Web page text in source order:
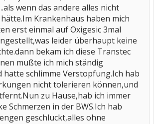
wenn das andere alles nicht
Krankenhaus haben mich
erst einmal auf Oxigesic 3mal
leider überhaupt keine
bekam ich diese Transtec
mußte ich mich ständig
hatte schlimme Verstopfung.Ich hab
nicht tolerieren können,und
zu Hause,hab ich immer
Schmerzen in der BWS.Ich hab
geschluckt,alles ohne